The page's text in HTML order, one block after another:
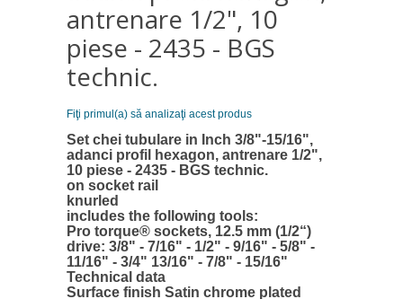
antrenare 1/2", 10
piese - 2435 - BGS
technic.
Fiţi primul(a) să analizaţi acest produs
Set chei tubulare in Inch 3/8"-15/16",
adanci profil hexagon, antrenare 1/2",
10 piese - 2435 - BGS technic.
on socket rail
knurled
includes the following tools:
Pro torque® sockets, 12.5 mm (1/2“)
drive: 3/8" - 7/16" - 1/2" - 9/16" - 5/8" -
11/16" - 3/4" 13/16" - 7/8" - 15/16"
Technical data
Surface finish Satin chrome plated